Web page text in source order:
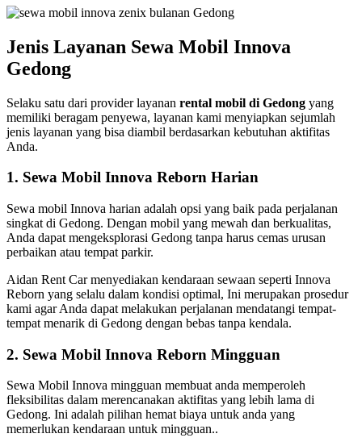
Jenis Layanan Sewa Mobil Innova
Gedong
Selaku satu dari provider layanan rental mobil di Gedong yang
memiliki beragam penyewa, layanan kami menyiapkan sejumlah
jenis layanan yang bisa diambil berdasarkan kebutuhan aktifitas
Anda.
1. Sewa Mobil Innova Reborn Harian
Sewa mobil Innova harian adalah opsi yang baik pada perjalanan
singkat di Gedong. Dengan mobil yang mewah dan berkualitas,
Anda dapat mengeksplorasi Gedong tanpa harus cemas urusan
perbaikan atau tempat parkir.
Aidan Rent Car menyediakan kendaraan sewaan seperti Innova
Reborn yang selalu dalam kondisi optimal, Ini merupakan prosedur
kami agar Anda dapat melakukan perjalanan mendatangi tempat-
tempat menarik di Gedong dengan bebas tanpa kendala.
2. Sewa Mobil Innova Reborn Mingguan
Sewa Mobil Innova mingguan membuat anda memperoleh
fleksibilitas dalam merencanakan aktifitas yang lebih lama di
Gedong. Ini adalah pilihan hemat biaya untuk anda yang
memerlukan kendaraan untuk mingguan..